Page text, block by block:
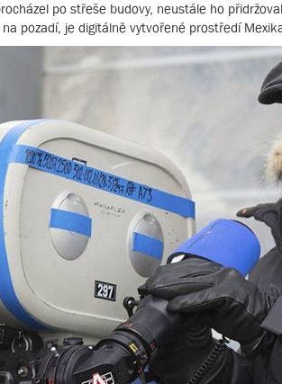
po střeše budovy, neustále ho
pozadí, je digitálně vytvořené prostředí